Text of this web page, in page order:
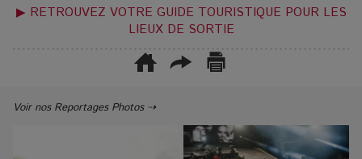
▶ RETROUVEZ VOTRE GUIDE TOURISTIQUE POUR LES
LIEUX DE SORTIE
Voir nos Reportages Photos ⇢